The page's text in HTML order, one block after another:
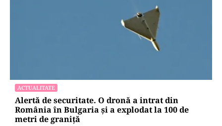
ACTUALITATE
Alertă de securitate. O dronă a intrat din
România în Bulgaria şi a explodat la 100 de
metri de graniţă